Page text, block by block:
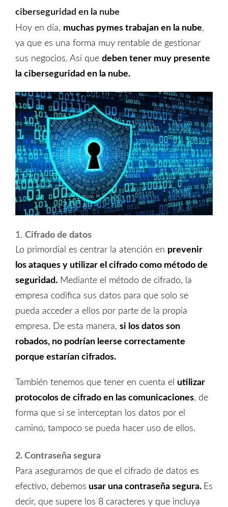
ciberseguridad en la nube
Hoy en día, muchas pymes trabajan en la nube,
ya que es una forma muy rentable de gestionar
sus negocios. Así que deben tener muy presente
la ciberseguridad en la nube.
1. Cifrado de datos
Lo primordial es centrar la atención en prevenir
los ataques y utilizar el cifrado como método de
seguridad. Mediante el método de cifrado, la
empresa codifica sus datos para que solo se
pueda acceder a ellos por parte de la propia
empresa. De esta manera, si los datos son
robados, no podrían leerse correctamente
porque estarían cifrados.
También tenemos que tener en cuenta el utilizar
protocolos de cifrado en las comunicaciones, de
forma que si se interceptan los datos por el
camino, tampoco se pueda hacer uso de ellos.
2. Contraseña segura
Para asegurarnos de que el cifrado de datos es
efectivo, debemos usar una contraseña segura. Es
decir, que supere los 8 caracteres y que incluya